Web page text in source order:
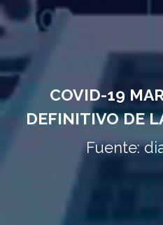
COVID-19
DEFINITIVO DE
Fuente: